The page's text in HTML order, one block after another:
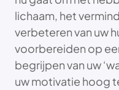
lichaam, het
verbeteren van uw
voorbereiden op
begrijpen van uw
uw motivatie hoog